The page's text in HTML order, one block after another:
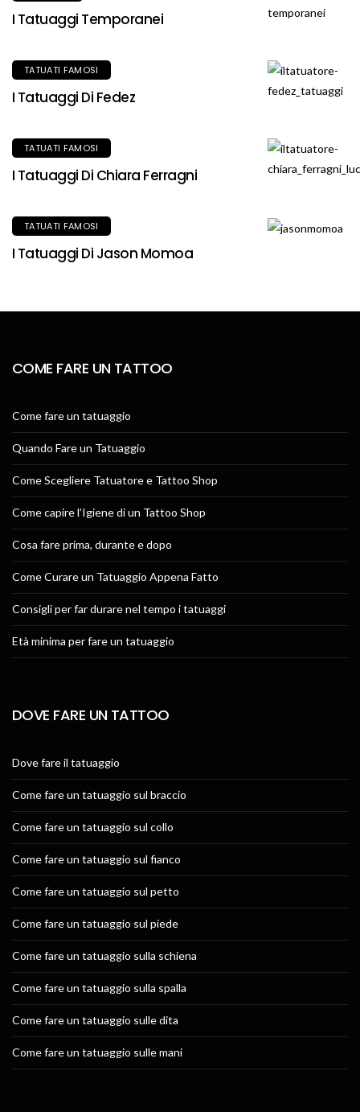
I Tatuaggi Temporanei
TATUATI FAMOSI
I Tatuaggi Di Fedez
TATUATI FAMOSI
I Tatuaggi Di Chiara Ferragni
TATUATI FAMOSI
I Tatuaggi Di Jason Momoa
COME FARE UN TATTOO
Come fare un tatuaggio
Quando Fare un Tatuaggio
Come Scegliere Tatuatore e Tattoo Shop
Come capire l’Igiene di un Tattoo Shop
Cosa fare prima, durante e dopo
Come Curare un Tatuaggio Appena Fatto
Consigli per far durare nel tempo i tatuaggi
Età minima per fare un tatuaggio
DOVE FARE UN TATTOO
Dove fare il tatuaggio
Come fare un tatuaggio sul braccio
Come fare un tatuaggio sul collo
Come fare un tatuaggio sul fianco
Come fare un tatuaggio sul petto
Come fare un tatuaggio sul piede
Come fare un tatuaggio sulla schiena
Come fare un tatuaggio sulla spalla
Come fare un tatuaggio sulle dita
Come fare un tatuaggio sulle mani